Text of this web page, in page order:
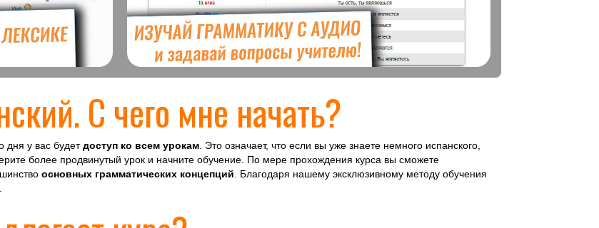
С чего мне начать?
дня у вас будетдоступ ко всем урокам . Это означает, что если вы уже знаете немного испанского,
более продвинутый урок и начните обучение. По мере прохождения курса вы сможете
основных грамматических концепций . Благодаря нашему эксклюзивному методу обучения